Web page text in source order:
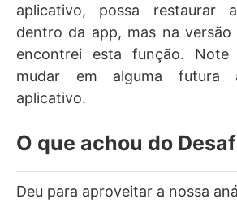
aplicativo, possa restaurar
dentro da app, mas na versão
encontrei esta função.
mudar em alguma futura
aplicativo.
O que achou do
Deu para aproveitar a nossa